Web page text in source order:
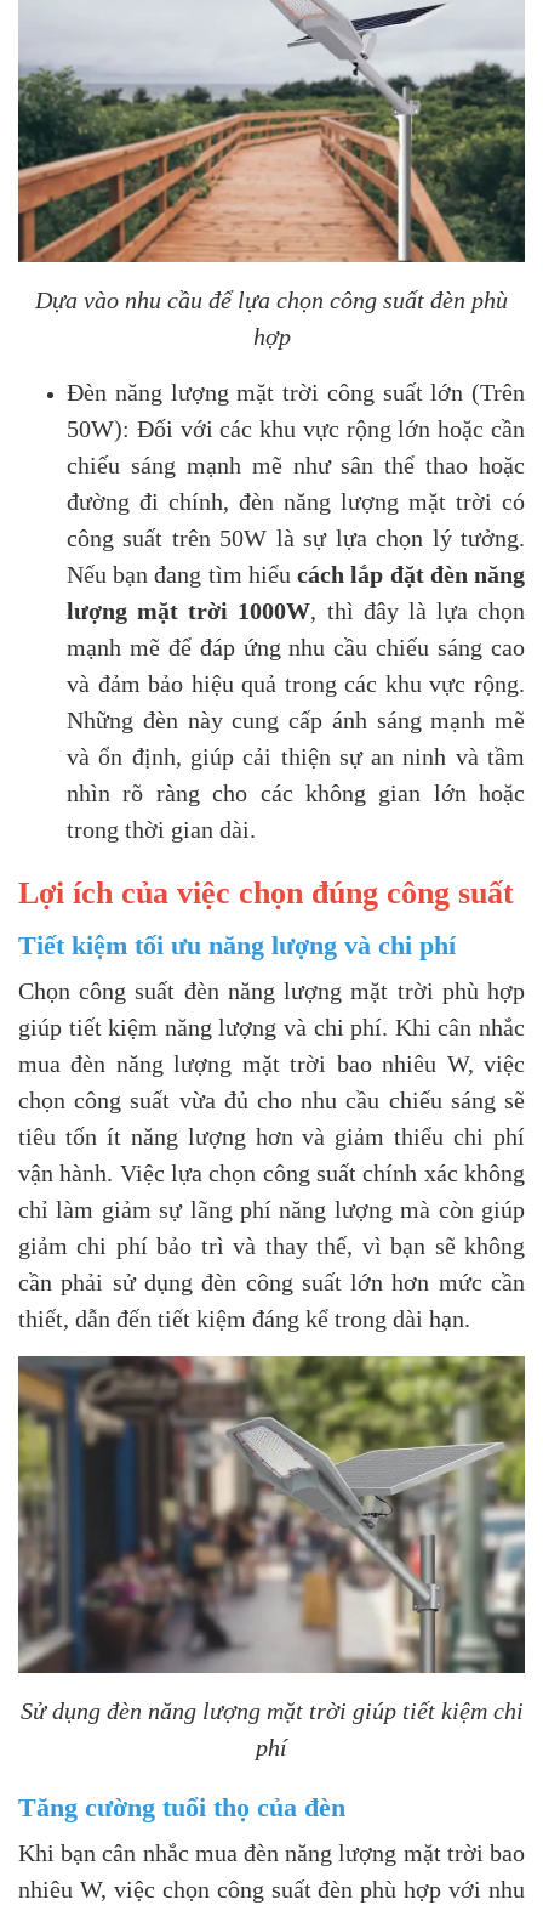
Dựa vào nhu cầu để lựa chọn công suất đèn phù
hợp
Đèn năng lượng mặt trời công suất lớn (Trên
50W): Đối với các khu vực rộng lớn hoặc cần
chiếu sáng mạnh mẽ như sân thể thao hoặc
đường đi chính, đèn năng lượng mặt trời có
công suất trên 50W là sự lựa chọn lý tưởng.
Nếu bạn đang tìm hiểucách lắp đặt đèn năng
lượng mặt trời 1000W, thì đây là lựa chọn
mạnh mẽ để đáp ứng nhu cầu chiếu sáng cao
và đảm bảo hiệu quả trong các khu vực rộng.
Những đèn này cung cấp ánh sáng mạnh mẽ
và ổn định, giúp cải thiện sự an ninh và tầm
nhìn rõ ràng cho các không gian lớn hoặc
trong thời gian dài.
Lợi ích của việc chọn đúng công suất
Tiết kiệm tối ưu năng lượng và chi phí
Chọn công suất đèn năng lượng mặt trời phù hợp
giúp tiết kiệm năng lượng và chi phí. Khi cân nhắc
mua đèn năng lượng mặt trời bao nhiêu W, việc
chọn công suất vừa đủ cho nhu cầu chiếu sáng sẽ
tiêu tốn ít năng lượng hơn và giảm thiểu chi phí
vận hành. Việc lựa chọn công suất chính xác không
chỉ làm giảm sự lãng phí năng lượng mà còn giúp
giảm chi phí bảo trì và thay thế, vì bạn sẽ không
cần phải sử dụng đèn công suất lớn hơn mức cần
thiết, dẫn đến tiết kiệm đáng kể trong dài hạn.
Sử dụng đèn năng lượng mặt trời giúp tiết kiệm chi
phí
Tăng cường tuổi thọ của đèn
Khi bạn cân nhắc mua đèn năng lượng mặt trời bao
nhiêu W, việc chọn công suất đèn phù hợp với nhu